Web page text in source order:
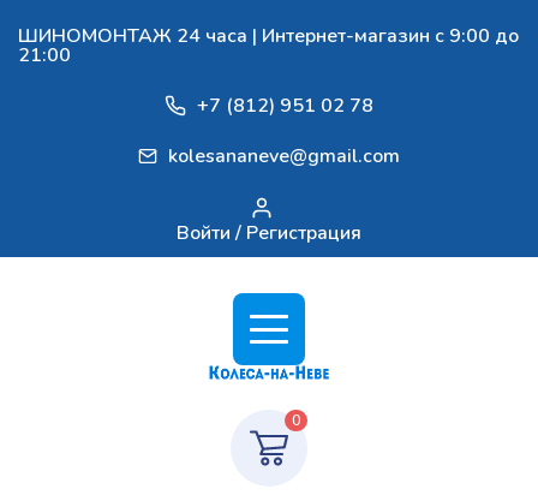
ШИНОМОНТАЖ 24 часа | Интернет-магазин с 9:00 до
21:00
+7 (812) 951 02 78
kolesananeve@gmail.com
Войти / Регистрация
0